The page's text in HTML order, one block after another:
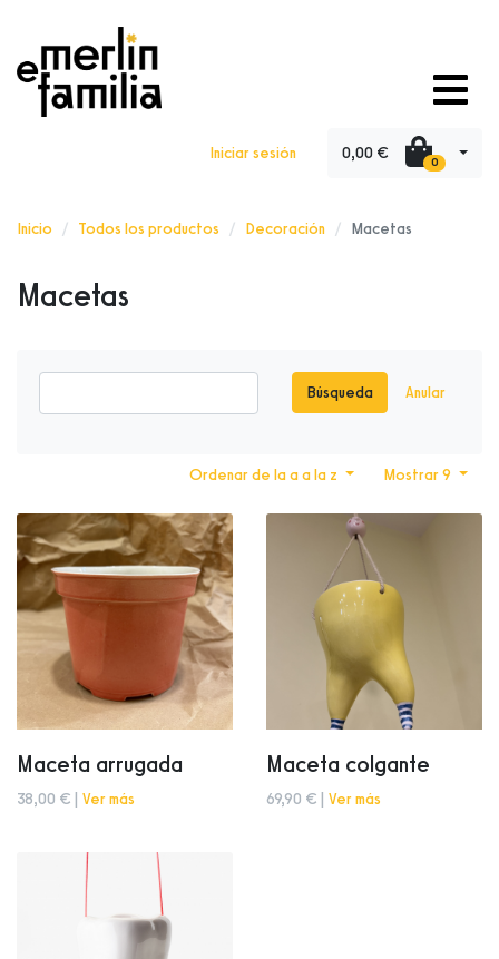
Iniciar sesión 0,00 € 0
Inicio Todos los productos Decoración Macetas
Macetas
Búsqueda Anular
Mostrar 9
Ordenar de la a a la z
Maceta arrugada
38,00 € | Ver más
Maceta colgante
69,90 € | Ver más